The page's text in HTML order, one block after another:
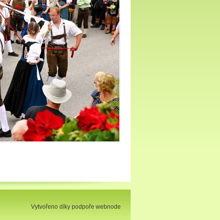
Vytvořeno díky podpoře webnode